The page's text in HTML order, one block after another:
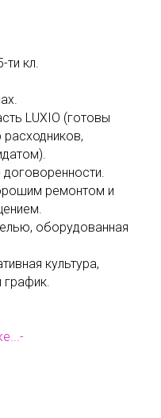
ти кл.
LUXIO (готовы
ремонтом и
оборудованная
культура,
график.